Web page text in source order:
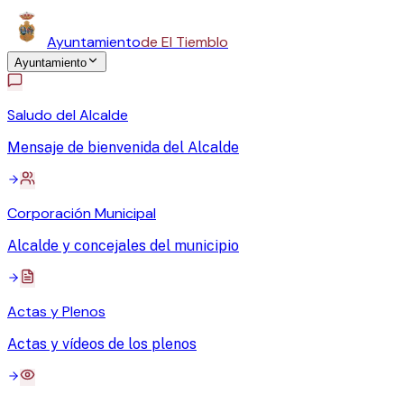
Ayuntamientode El Tiemblo
Ayuntamiento
Saludo del Alcalde
Mensaje de bienvenida del Alcalde
Corporación Municipal
Alcalde y concejales del municipio
Actas y Plenos
Actas y vídeos de los plenos